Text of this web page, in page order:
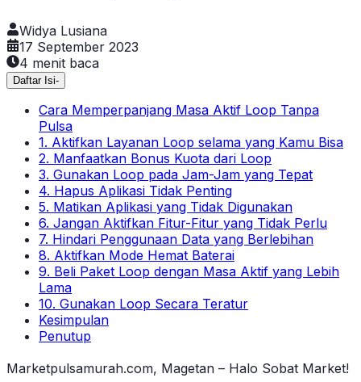
Widya Lusiana
17 September 2023
4 menit baca
Daftar Isi-
Cara Memperpanjang Masa Aktif Loop Tanpa
Pulsa
1. Aktifkan Layanan Loop selama yang Kamu Bisa
2. Manfaatkan Bonus Kuota dari Loop
3. Gunakan Loop pada Jam-Jam yang Tepat
4. Hapus Aplikasi Tidak Penting
5. Matikan Aplikasi yang Tidak Digunakan
6. Jangan Aktifkan Fitur-Fitur yang Tidak Perlu
7. Hindari Penggunaan Data yang Berlebihan
8. Aktifkan Mode Hemat Baterai
9. Beli Paket Loop dengan Masa Aktif yang Lebih
Lama
10. Gunakan Loop Secara Teratur
Kesimpulan
Penutup
Marketpulsamurah.com, Magetan – Halo Sobat Market!